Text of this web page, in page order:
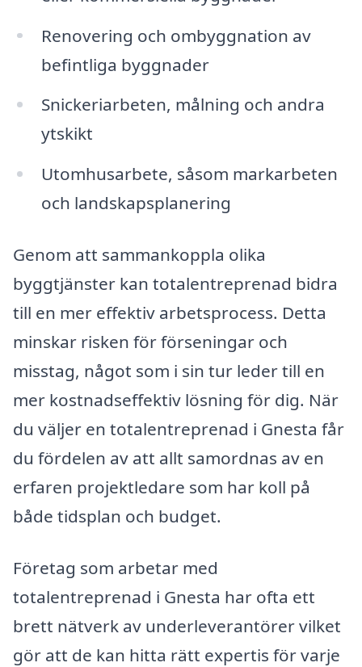
Renovering och ombyggnation av
befintliga byggnader
Snickeriarbeten, målning och andra
ytskikt
Utomhusarbete, såsom markarbeten
och landskapsplanering
Genom att sammankoppla olika
byggtjänster kan totalentreprenad bidra
till en mer effektiv arbetsprocess. Detta
minskar risken för förseningar och
misstag, något som i sin tur leder till en
mer kostnadseffektiv lösning för dig. När
du väljer en totalentreprenad i Gnesta får
du fördelen av att allt samordnas av en
erfaren projektledare som har koll på
både tidsplan och budget.
Företag som arbetar med
totalentreprenad i Gnesta har ofta ett
brett nätverk av underleverantörer vilket
gör att de kan hitta rätt expertis för varje